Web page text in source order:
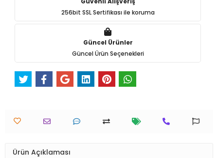
256bit SSL Sertifikası ile koruma
Güncel Ürünler
Güncel Ürün Seçenekleri
Ürün Açıklaması